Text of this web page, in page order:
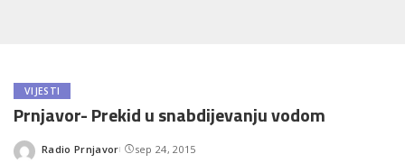
VIJESTI
Prnjavor- Prekid u snabdijevanju vodom
Posted
Radio Prnjavor sep 24, 2015